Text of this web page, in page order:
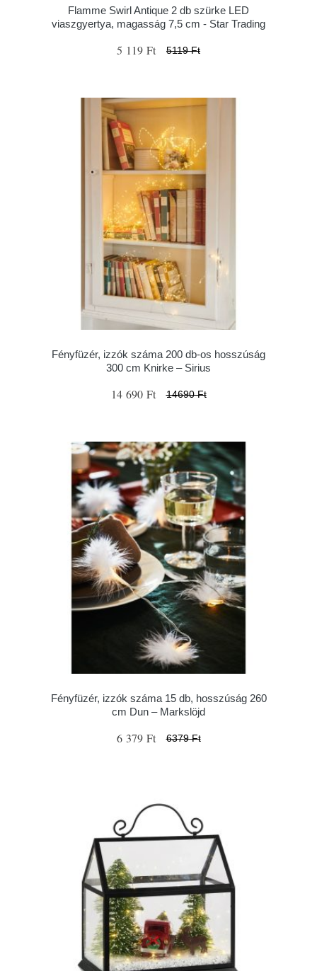
Flamme Swirl Antique 2 db szürke LED
viaszgyertya, magasság 7,5 cm - Star Trading
5 119 Ft 5119 Ft
Fényfüzér, izzók száma 200 db-os hosszúság
300 cm Knirke – Sirius
14 690 Ft 14690 Ft
Fényfüzér, izzók száma 15 db, hosszúság 260
cm Dun – Markslöjd
6 379 Ft 6379 Ft